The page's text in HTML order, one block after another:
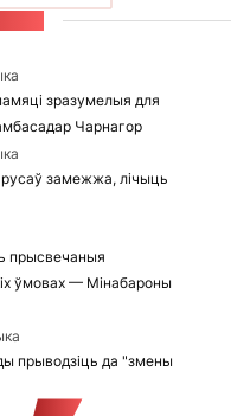
зразумелыя для
Чарнагор
замежжа, лічыць
прысвечаныя
ўмовах — Мінабароны
прыводзіць да "змены